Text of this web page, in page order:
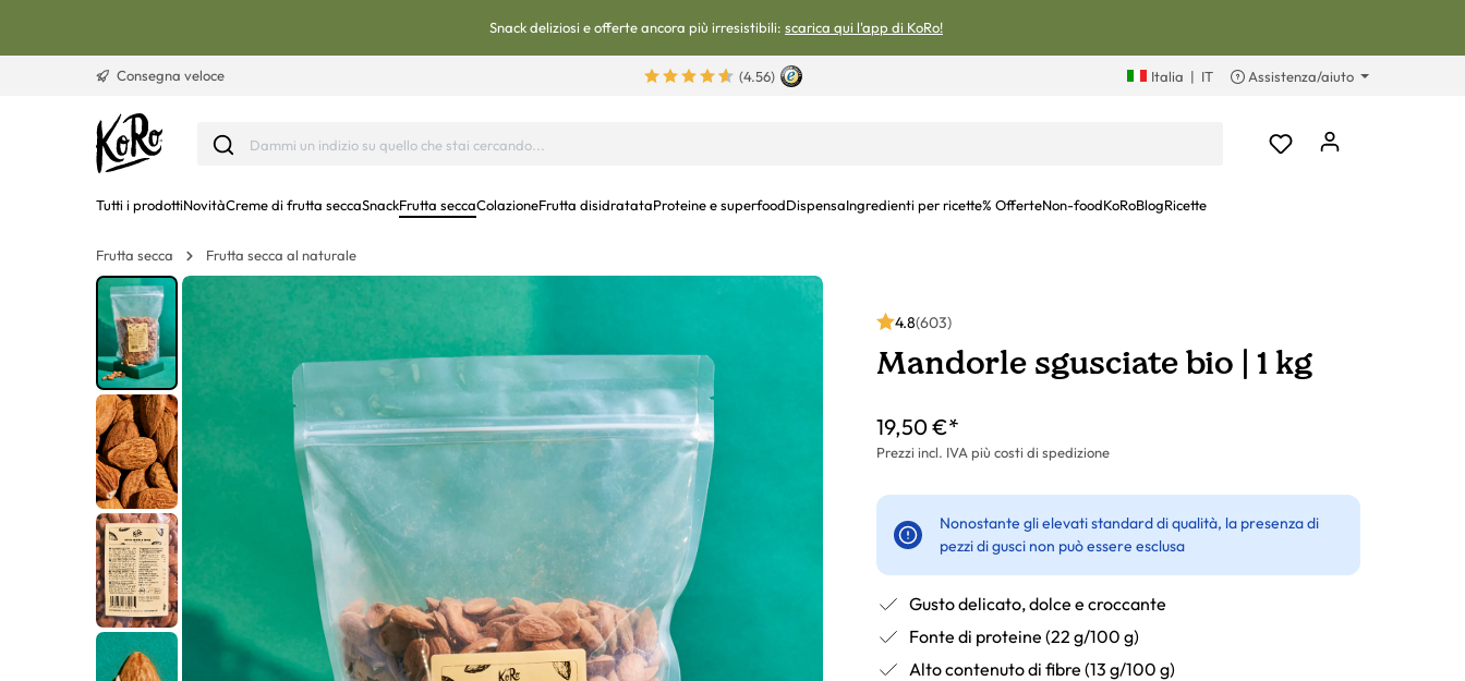
Snack deliziosi e offerte ancora più irresistibili: scarica qui l'app di KoRo!
Consegna veloce (4.56) Italia | IT Assistenza/aiuto
Tutti i prodottiNovitàCreme di frutta seccaSnackFrutta seccaColazioneFrutta disidratataProteine e superfoodDispensaIngredienti per ricette% OfferteNon-foodKoRoBlogRicette
Frutta secca Frutta secca al naturale
4.8(603)
Mandorle sgusciate bio | 1 kg
19,50 €*
Prezzi incl. IVA più costi di spedizione
Nonostante gli elevati standard di qualità, la presenza di
pezzi di gusci non può essere esclusa
Gusto delicato, dolce e croccante
Fonte di proteine ​​(22 g/100 g)
Alto contenuto di fibre (13 g/100 g)